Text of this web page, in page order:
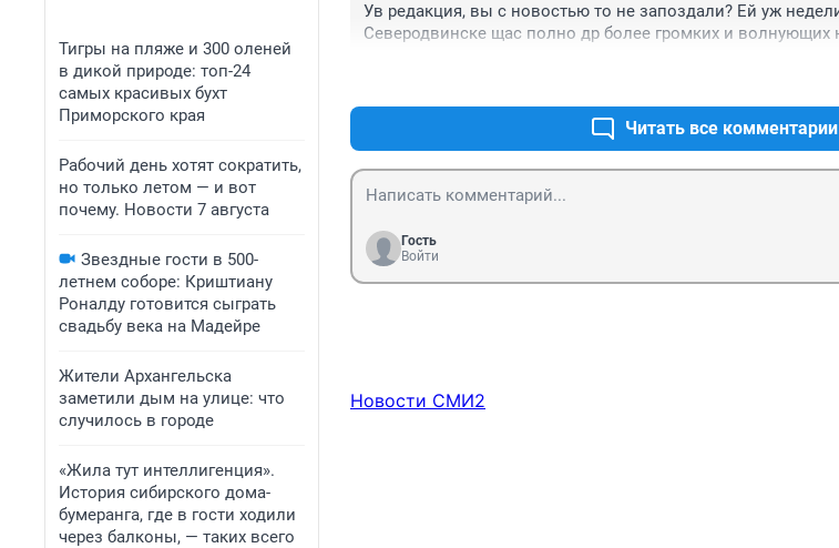
Тигры на пляже и 300 оленей
в дикой природе: топ-24
самых красивых бухт
Приморского края
Рабочий день хотят сократить,
но только летом — и вот
почему. Новости 7 августа
Звездные гости в 500-
летнем соборе: Криштиану
Роналду готовится сыграть
свадьбу века на Мадейре
Жители Архангельска
заметили дым на улице: что
случилось в городе
«Жила тут интеллигенция».
История сибирского дома-
бумеранга, где в гости ходили
через балконы, — таких всего
Ув редакция, вы с новостью то не запоздали? Ей уж
Северодвинске щас полно др более громких и волнующих
Читать все комментарии
Гость
Войти
Новости СМИ2